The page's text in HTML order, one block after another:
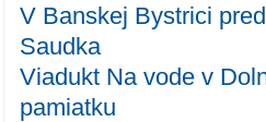
V Banskej Bystrici
Saudka
Viadukt Na vode v
pamiatku